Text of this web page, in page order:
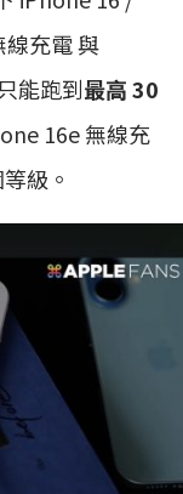
線充電 與
能跑到最高 30
16e 無線充
級。